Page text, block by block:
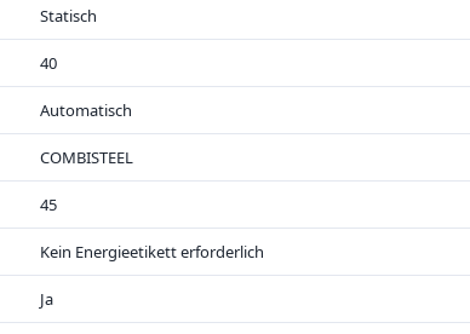
Statisch
40
Automatisch
COMBISTEEL
45
Kein Energieetikett erforderlich
Ja